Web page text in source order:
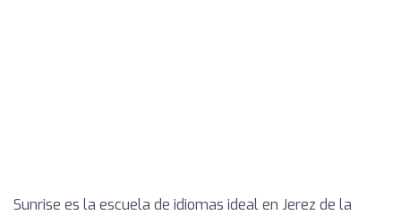
Sunrise es la escuela de idiomas ideal en Jerez de la